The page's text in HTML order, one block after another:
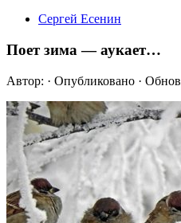
Сергей Есенин
Поет зима — аукает…
Автор: · Опубликовано ·